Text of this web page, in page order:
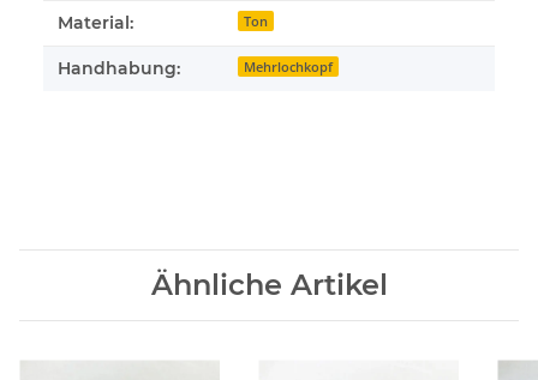
Material: Ton
Handhabung: Mehrlochkopf
Ähnliche Artikel